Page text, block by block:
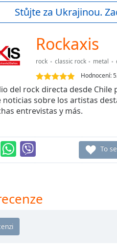
Stůjte za Ukrajinou.
Rockaxis
rock classic rock metal
Hodnocení:
del rock directa desde
noticias sobre los artistas
entrevistas y más.
To